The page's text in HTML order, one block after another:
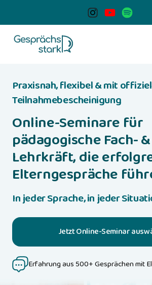
Praxisnah, flexibel & mit
Teilnahmebescheinigung
Online-Seminare für
pädagogische Fach- &
Lehrkräft, die
In jeder Sprache, in jeder
Jetzt Online-Seminar
Erfahrung aus 500+ Gesprächen mit